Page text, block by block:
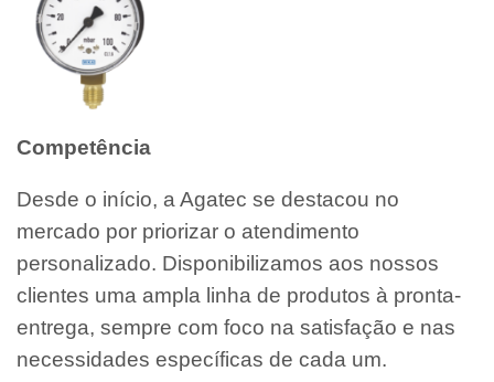
Competência
Desde o início, a Agatec se destacou no
mercado por priorizar o atendimento
personalizado. Disponibilizamos aos nossos
clientes uma ampla linha de produtos à pronta-
entrega, sempre com foco na satisfação e nas
necessidades específicas de cada um.